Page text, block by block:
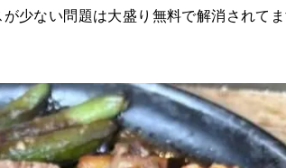
少ない問題は大盛り無料で解消されてま